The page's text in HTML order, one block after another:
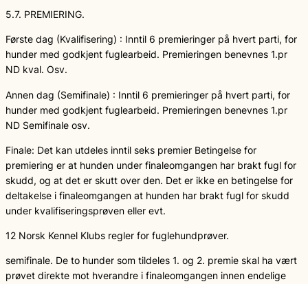
5.7. PREMIERING.
Første dag (Kvalifisering) : Inntil 6 premieringer på hvert parti, for
hunder med godkjent fuglearbeid. Premieringen benevnes 1.pr
ND kval. Osv.
Annen dag (Semifinale) : Inntil 6 premieringer på hvert parti, for
hunder med godkjent fuglearbeid. Premieringen benevnes 1.pr
ND Semifinale osv.
Finale: Det kan utdeles inntil seks premier Betingelse for
premiering er at hunden under finaleomgangen har brakt fugl for
skudd, og at det er skutt over den. Det er ikke en betingelse for
deltakelse i finaleomgangen at hunden har brakt fugl for skudd
under kvalifiseringsprøven eller evt.
12 Norsk Kennel Klubs regler for fuglehundprøver.
semifinale. De to hunder som tildeles 1. og 2. premie skal ha vært
prøvet direkte mot hverandre i finaleomgangen innen endelige